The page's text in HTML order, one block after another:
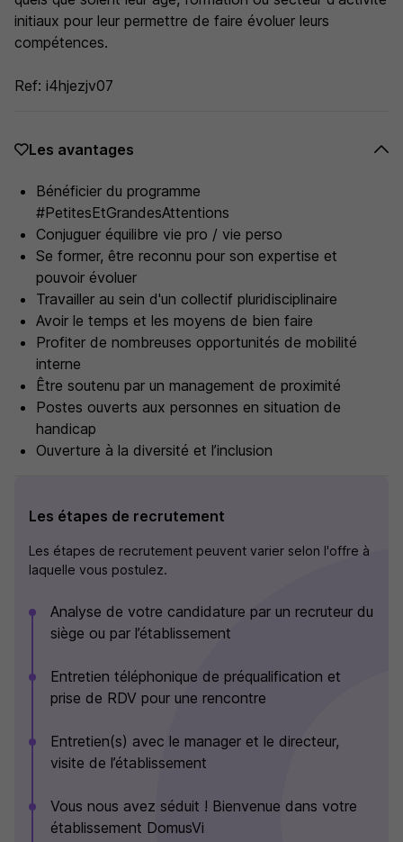
initiaux pour leur permettre de faire évoluer leurs
compétences.
Ref: i4hjezjv07
Les avantages
Bénéficier du programme
#PetitesEtGrandesAttentions
Conjuguer équilibre vie pro / vie perso
Se former, être reconnu pour son expertise et
pouvoir évoluer
Travailler au sein d'un collectif pluridisciplinaire
Avoir le temps et les moyens de bien faire
Profiter de nombreuses opportunités de mobilité
interne
Être soutenu par un management de proximité
Postes ouverts aux personnes en situation de
handicap
Ouverture à la diversité et l’inclusion
Les étapes de recrutement
Les étapes de recrutement peuvent varier selon l'offre à
laquelle vous postulez.
Analyse de votre candidature par un recruteur du
siège ou par l’établissement
Entretien téléphonique de préqualification et
prise de RDV pour une rencontre
Entretien(s) avec le manager et le directeur,
visite de l’établissement
Vous nous avez séduit ! Bienvenue dans votre
établissement DomusVi